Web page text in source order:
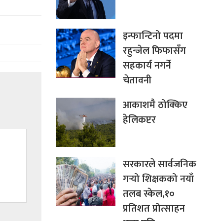
इन्फान्टिनो पदमा
रहुन्जेल फिफासँग
सहकार्य नगर्ने
चेतावनी
आकाशमै ठोक्किए
हेलिकप्टर
सरकारले सार्वजनिक
गर्‍यो शिक्षकको नयाँ
तलब स्केल,१०
प्रतिशत प्रोत्साहन